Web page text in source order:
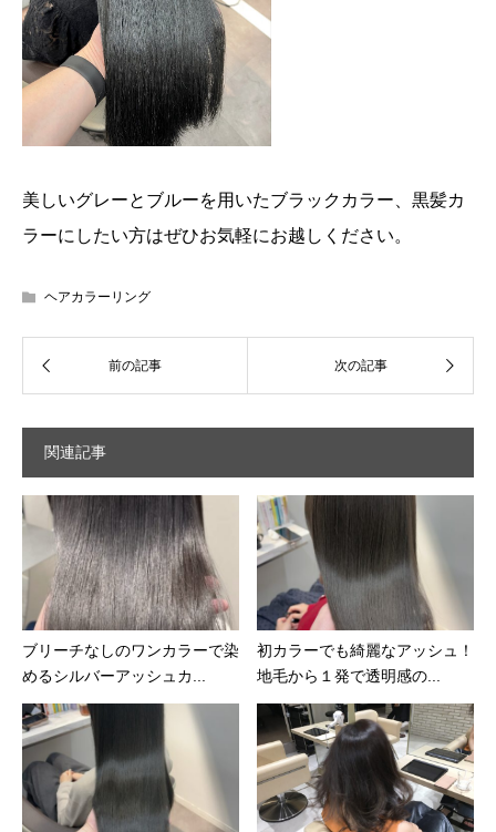
美しいグレーとブルーを用いたブラックカラー、黒髪カ
ラーにしたい方はぜひお気軽にお越しください。
ヘアカラーリング
関連記事
ブリーチなしのワンカラーで染
めるシルバーアッシュカ...
初カラーでも綺麗なアッシュ！
地毛から１発で透明感の...